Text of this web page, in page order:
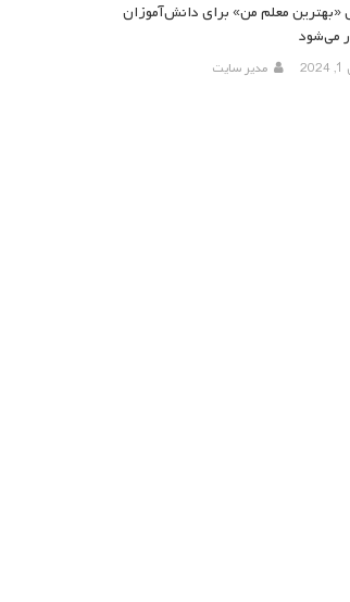
«بهترین معلم من» برای دانش‌آموزان
می‌شود
مدیر سایت